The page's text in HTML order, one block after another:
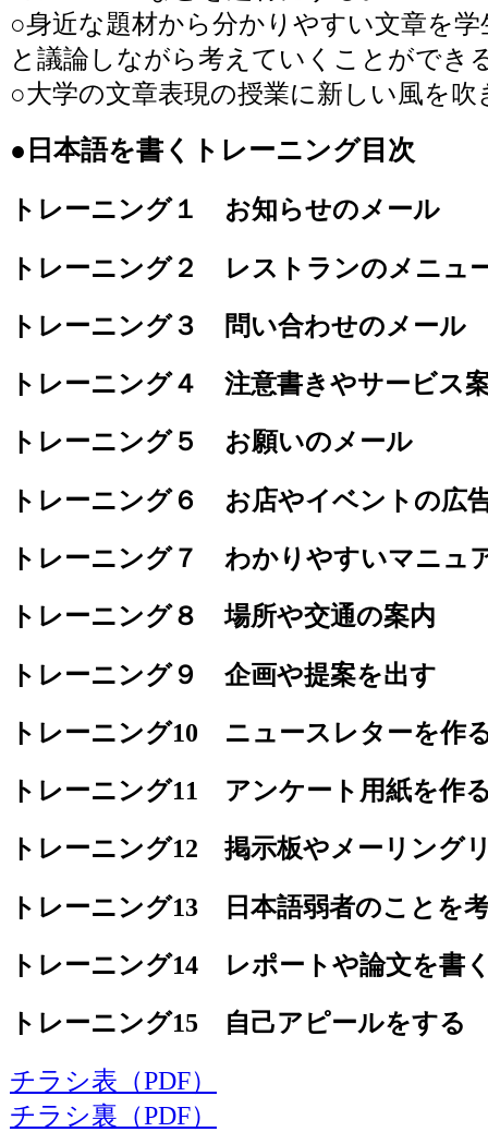
○身近な題材から分かりやすい文章を学
と議論しながら考えていくことができ
○大学の文章表現の授業に新しい風を吹
●日本語を書くトレーニング目次
トレーニング１ お知らせのメール
トレーニング２ レストランのメニュ
トレーニング３ 問い合わせのメール
トレーニング４ 注意書きやサービス
トレーニング５ お願いのメール
トレーニング６ お店やイベントの広
トレーニング７ わかりやすいマニュ
トレーニング８ 場所や交通の案内
トレーニング９ 企画や提案を出す
トレーニング10 ニュースレターを作
トレーニング11 アンケート用紙を作
トレーニング12 掲示板やメーリング
トレーニング13 日本語弱者のことを
トレーニング14 レポートや論文を書
トレーニング15 自己アピールをする
チラシ表（PDF）
チラシ裏（PDF）